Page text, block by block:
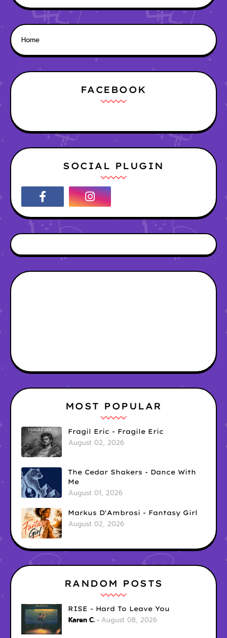
Home
FACEBOOK
SOCIAL PLUGIN
MOST POPULAR
Fragil Eric - Fragile Eric
August 02, 2026
The Cedar Shakers - Dance With
Me
August 01, 2026
Markus D'Ambrosi - Fantasy Girl
August 02, 2026
RANDOM POSTS
RISE - Hard To Leave You
Karen C. August 08, 2026